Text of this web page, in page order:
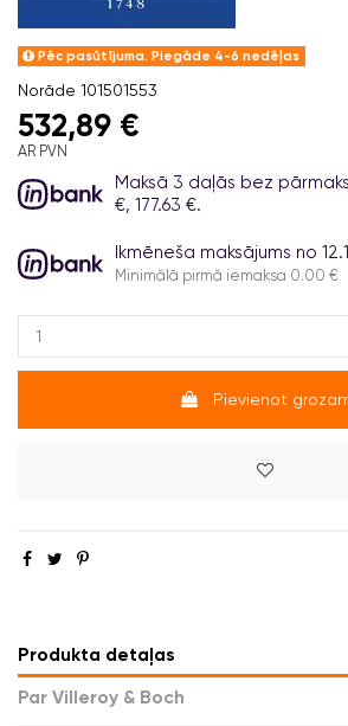
Pēc pasūtījuma. Piegāde 4-6 nedēļas
Norāde 101501553
532,89 €
AR PVN
Maksā 3 daļās bez
€, 177.63 €.
Ikmēneša maksājums no
Minimālā pirmā iemaksa 0.00 €
Pievienot
Produkta detaļas
Par Villeroy & Boch